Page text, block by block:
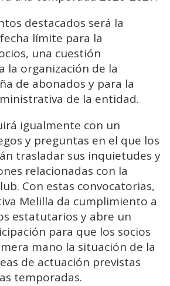
destacados será la
límite para la
una cuestión
la organización de la
de abonados y para la
de la entidad.
igualmente con un
y preguntas en el que los
trasladar sus inquietudes y
relacionadas con la
Con estas convocatorias,
Melilla da cumplimiento a
estatutarios y abre un
para que los socios
mano la situación de la
de actuación previstas
temporadas.